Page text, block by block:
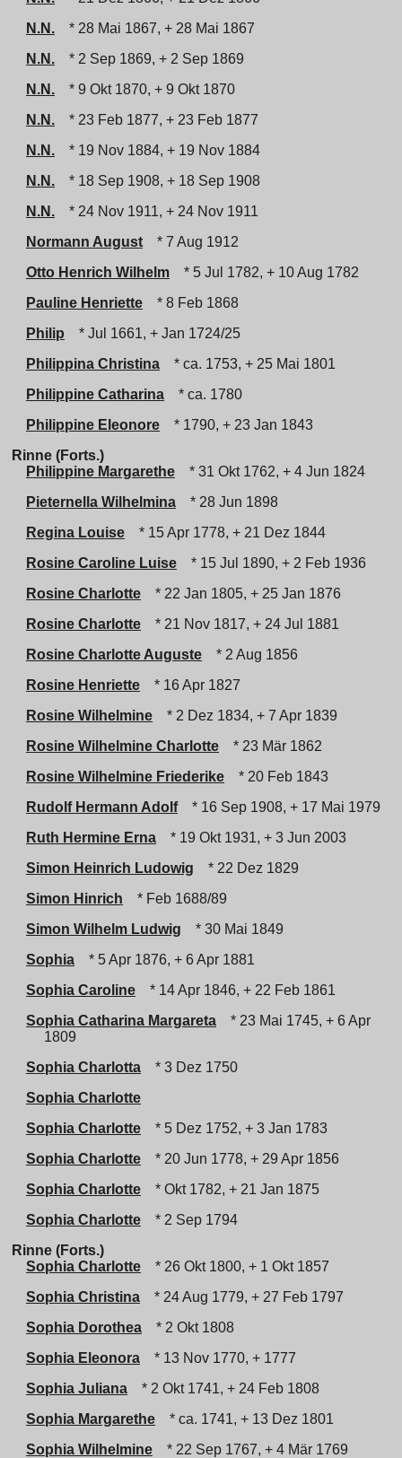
N.N.
* 28 Mai 1867, + 28 Mai 1867
N.N.
* 2 Sep 1869, + 2 Sep 1869
N.N.
* 9 Okt 1870, + 9 Okt 1870
N.N.
* 23 Feb 1877, + 23 Feb 1877
N.N.
* 19 Nov 1884, + 19 Nov 1884
N.N.
* 18 Sep 1908, + 18 Sep 1908
N.N.
* 24 Nov 1911, + 24 Nov 1911
Normann August
* 7 Aug 1912
Otto Henrich Wilhelm
* 5 Jul 1782, + 10 Aug 1782
Pauline Henriette
* 8 Feb 1868
Philip
* Jul 1661, + Jan 1724/25
Philippina Christina
* ca. 1753, + 25 Mai 1801
Philippine Catharina
* ca. 1780
Philippine Eleonore
* 1790, + 23 Jan 1843
Rinne (Forts.)
Philippine Margarethe
* 31 Okt 1762, + 4 Jun 1824
Pieternella Wilhelmina
* 28 Jun 1898
Regina Louise
* 15 Apr 1778, + 21 Dez 1844
Rosine Caroline Luise
* 15 Jul 1890, + 2 Feb 1936
Rosine Charlotte
* 22 Jan 1805, + 25 Jan 1876
Rosine Charlotte
* 21 Nov 1817, + 24 Jul 1881
Rosine Charlotte Auguste
* 2 Aug 1856
Rosine Henriette
* 16 Apr 1827
Rosine Wilhelmine
* 2 Dez 1834, + 7 Apr 1839
Rosine Wilhelmine Charlotte
* 23 Mär 1862
Rosine Wilhelmine Friederike
* 20 Feb 1843
Rudolf Hermann Adolf
* 16 Sep 1908, + 17 Mai 1979
Ruth Hermine Erna
* 19 Okt 1931, + 3 Jun 2003
Simon Heinrich Ludowig
* 22 Dez 1829
Simon Hinrich
* Feb 1688/89
Simon Wilhelm Ludwig
* 30 Mai 1849
Sophia
* 5 Apr 1876, + 6 Apr 1881
Sophia Caroline
* 14 Apr 1846, + 22 Feb 1861
Sophia Catharina Margareta
* 23 Mai 1745, + 6 Apr
1809
Sophia Charlotta
* 3 Dez 1750
Sophia Charlotte
Sophia Charlotte
* 5 Dez 1752, + 3 Jan 1783
Sophia Charlotte
* 20 Jun 1778, + 29 Apr 1856
Sophia Charlotte
* Okt 1782, + 21 Jan 1875
Sophia Charlotte
* 2 Sep 1794
Rinne (Forts.)
Sophia Charlotte
* 26 Okt 1800, + 1 Okt 1857
Sophia Christina
* 24 Aug 1779, + 27 Feb 1797
Sophia Dorothea
* 2 Okt 1808
Sophia Eleonora
* 13 Nov 1770, + 1777
Sophia Juliana
* 2 Okt 1741, + 24 Feb 1808
Sophia Margarethe
* ca. 1741, + 13 Dez 1801
Sophia Wilhelmine
* 22 Sep 1767, + 4 Mär 1769